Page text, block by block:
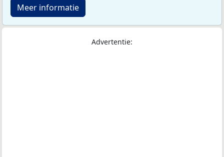
Meer informatie
Advertentie: